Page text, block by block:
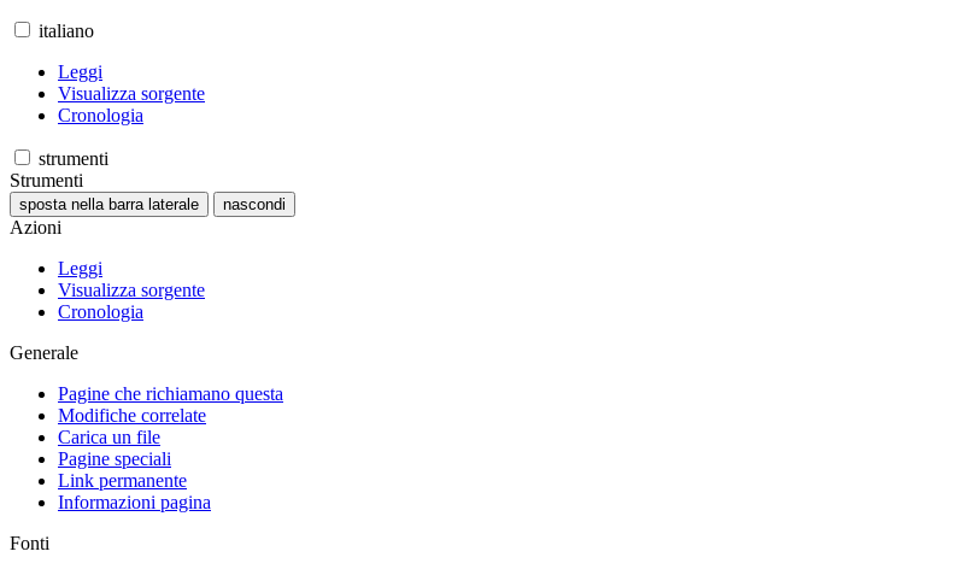
italiano
Leggi
Visualizza sorgente
Cronologia
strumenti
Strumenti
sposta nella barra laterale nascondi
Azioni
Leggi
Visualizza sorgente
Cronologia
Generale
Pagine che richiamano questa
Modifiche correlate
Carica un file
Pagine speciali
Link permanente
Informazioni pagina
Fonti